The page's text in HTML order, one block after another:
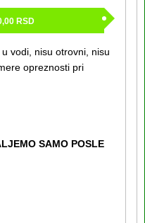
RSD
vodi, nisu otrovni, nisu
opreznosti pri
SAMO POSLE